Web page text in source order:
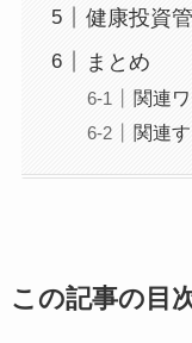
健康投資
まとめ
関連
関連
この記事の目